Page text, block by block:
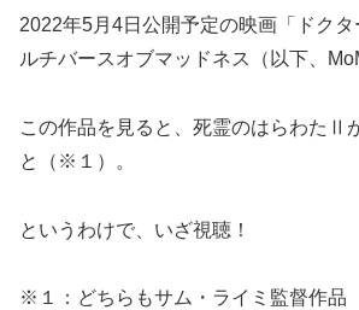
2022年5月4日公開予定の映画「ドク
ルチバースオブマッドネス（以下、
この作品を見ると、死霊のはらわたⅡ
と（※１）。
というわけで、いざ視聴！
※１：どちらもサム・ライミ監督作品